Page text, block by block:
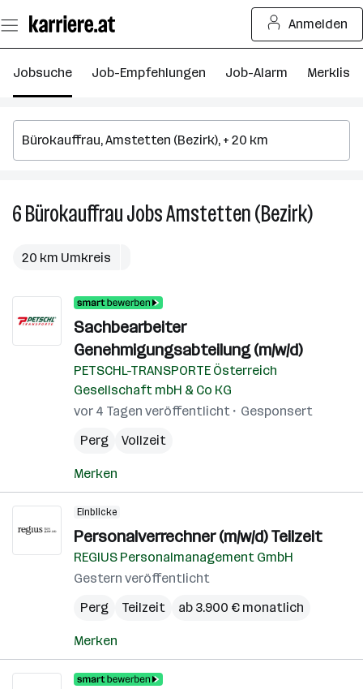
Seiteninhalt
springen
Anmelden
Jobsuche Job-Empfehlungen Job-Alarm Merkliste
6BürokauffrauJobsAmstetten (Bezirk)6
20 km Umkreis
Sachbearbeiter
Genehmigungsabteilung (m/w/d)
PETSCHL-TRANSPORTE Österreich
Gesellschaft mbH & Co KG
vor 4 Tagen veröffentlicht
Gesponsert
Perg
Vollzeit
Merken
Einblicke
Personalverrechner (m/w/d) Teilzeit
REGIUS Personalmanagement GmbH
Gestern veröffentlicht
Perg
Teilzeit ab 3.900 € monatlich
Merken